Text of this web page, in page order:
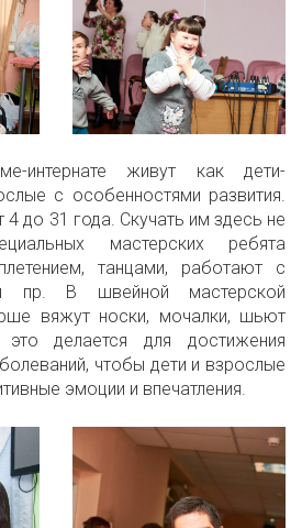
интернате живут как дети-
с особенностями развития.
4 до 31 года. Скучать им здесь не
мастерских ребята
танцами, работают с
пр. В швейной мастерской
вяжут носки, мочалки, шьют
делается для достижения
чтобы дети и взрослые
эмоции и впечатления.